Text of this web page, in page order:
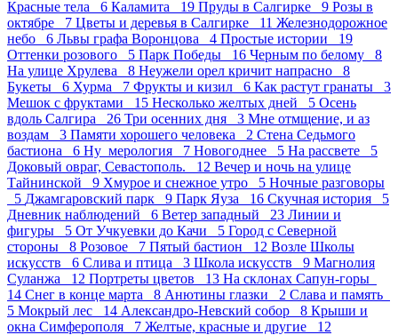
Красные тела 6 Каламита 19 Пруды в Салгирке 9 Розы в
октябре 7 Цветы и деревья в Салгирке 11 Железнодорожное
небо 6 Львы графа Воронцова 4 Простые истории 19
Оттенки розового 5 Парк Победы 16 Черным по белому 8
На улице Хрулева 8 Неужели орел кричит напрасно 8
Букеты 6 Хурма 7 Фрукты и кизил 6 Как растут гранаты 3
Мешок с фруктами 15 Несколько желтых дней 5 Осень
вдоль Салгира 26 Три осенних дня 3 Мне отмщение, и аз
воздам 3 Памяти хорошего человека 2 Стена Седьмого
бастиона 6 Ну_мерология 7 Новогоднее 5 На рассвете 5
Доковый овраг, Севастополь. 12 Вечер и ночь на улице
Тайнинской 9 Хмурое и снежное утро 5 Ночные разговоры
5 Джамгаровский парк 9 Парк Яуза 16 Скучная история 5
Дневник наблюдений 6 Ветер западный 23 Линии и
фигуры 5 От Учкуевки до Качи 5 Город с Северной
стороны 8 Розовое 7 Пятый бастион 12 Возле Школы
искусств 6 Слива и птица 3 Школа искусств 9 Магнолия
Суланжа 12 Портреты цветов 13 На склонах Сапун-горы
14 Снег в конце марта 8 Анютины глазки 2 Слава и память
5 Мокрый лес 14 Александро-Невский собор 8 Крыши и
окна Симферополя 7 Желтые, красные и другие 12